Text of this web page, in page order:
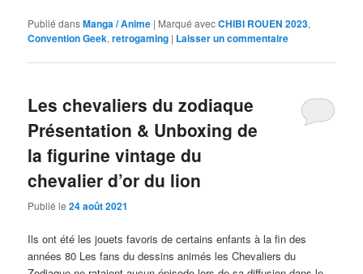
Publié dansManga / Anime | Marqué avecCHIBI ROUEN 2023,
Convention Geek,retrogaming | Laisser un commentaire
Les chevaliers du zodiaque
Présentation & Unboxing de
la figurine vintage du
chevalier d’or du lion
Publié le24 août 2021
Ils ont été les jouets favoris de certains enfants à la fin des
années 80 Les fans du dessins animés les Chevaliers du